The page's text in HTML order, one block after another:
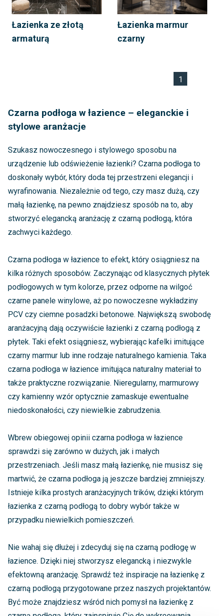
Łazienka ze złotą
armaturą
Łazienka marmur
czarny
1
Czarna podłoga w łazience – eleganckie i
stylowe aranżacje
Szukasz nowoczesnego i stylowego sposobu na
urządzenie lub odświeżenie łazienki? Czarna podłoga to
doskonały wybór, który doda tej przestrzeni elegancji i
wyrafinowania. Niezależnie od tego, czy masz dużą, czy
małą łazienkę, na pewno znajdziesz sposób na to, aby
stworzyć elegancką aranżację z czarną podłogą, która
zachwyci każdego.
Czarna podłoga w łazience to efekt, który osiągniesz na
kilka różnych sposobów. Zaczynając od klasycznych płytek
podłogowych w tym kolorze, przez odporne na wilgoć
czarne panele winylowe, aż po nowoczesne wykładziny
PCV czy ciemne posadzki betonowe. Największą swobodę
aranżacyjną dają oczywiście łazienki z czarną podłogą z
płytek. Taki efekt osiągniesz, wybierając kafelki imitujące
czarny marmur lub inne rodzaje naturalnego kamienia. Taka
czarna podłoga w łazience imitująca naturalny materiał to
także praktyczne rozwiązanie. Nieregularny, marmurowy
czy kamienny wzór optycznie zamaskuje ewentualne
niedoskonałości, czy niewielkie zabrudzenia.
Wbrew obiegowej opinii czarna podłoga w łazience
sprawdzi się zarówno w dużych, jak i małych
przestrzeniach. Jeśli masz małą łazienkę, nie musisz się
martwić, że czarna podłoga ją jeszcze bardziej zmniejszy.
Istnieje kilka prostych aranżacyjnych trików, dzięki którym
łazienka z czarną podłogą to dobry wybór także w
przypadku niewielkich pomieszczeń.
Nie wahaj się dłużej i zdecyduj się na czarną podłogę w
łazience. Dzięki niej stworzysz elegancką i niezwykle
efektowną aranżację. Sprawdź też inspiracje na łazienkę z
czarną podłogą przygotowane przez naszych projektantów.
Być może znajdziesz wśród nich pomysł na łazienkę z